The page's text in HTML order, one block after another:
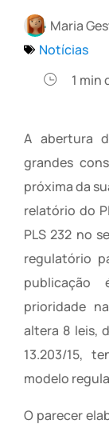
Maria
Notícias
1 min
A abertura
grandes
próxima da
relatório do
PLS 232 no
regulatório
prioridade
altera 8 leis,
13.203/15,
modelo
O parecer